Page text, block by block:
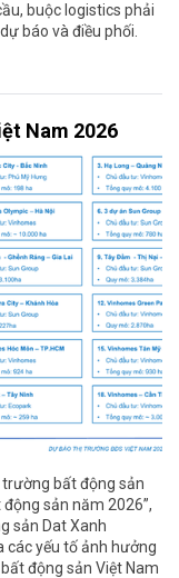
buộc logistics phải
báo và điều phối.
Nam 2026
trường bất động sản
sản năm 2026”,
sản Dat Xanh
các yếu tố ảnh hưởng
động sản Việt Nam